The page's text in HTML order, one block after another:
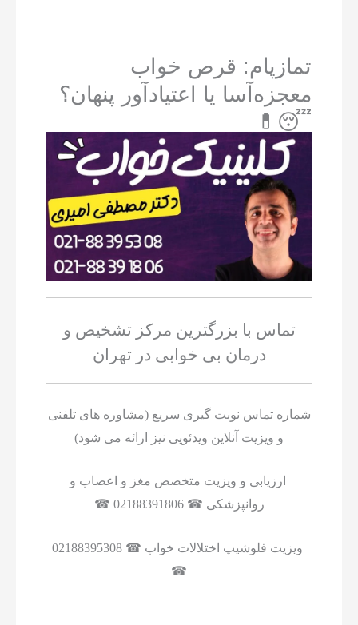
تمازپام: قرص خواب
معجزه‌آسا یا اعتیادآور پنهان؟
😴💊
تماس با بزرگترین مرکز تشخیص و
درمان بی خوابی در تهران
شماره تماس نوبت گیری سریع (مشاوره های تلفنی
و ویزیت آنلاین ویدئویی نیز ارائه می شود)
ارزیابی و ویزیت متخصص مغز و اعصاب و
روانپزشکی ☎ 02188391806 ☎
ویزیت فلوشیپ اختلالات خواب ☎ 02188395308
☎